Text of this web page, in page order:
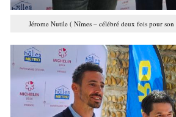
Jérome Nutile ( Nîmes – célébré deux fois pour son